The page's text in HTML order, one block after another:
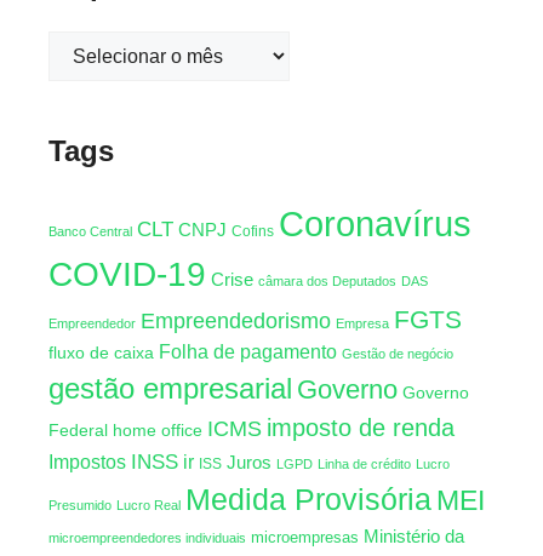
Tags
Banco Central CLT CNPJ Cofins Coronavírus
COVID-19 Crise câmara dos Deputados DAS
Empreendedor Empreendedorismo Empresa FGTS
fluxo de caixa Folha de pagamento Gestão de negócio
gestão empresarial Governo Governo
Federal home office ICMS imposto de renda
Impostos INSS ir ISS Juros LGPD Linha de crédito Lucro
Presumido Lucro Real Medida ProvisóriaMEI
microempreendedores individuais microempresas Ministério da